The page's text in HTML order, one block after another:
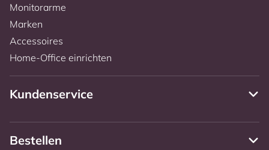
Monitorarme
Marken
Accessoires
Home-Office einrichten
Kundenservice
Bestellen